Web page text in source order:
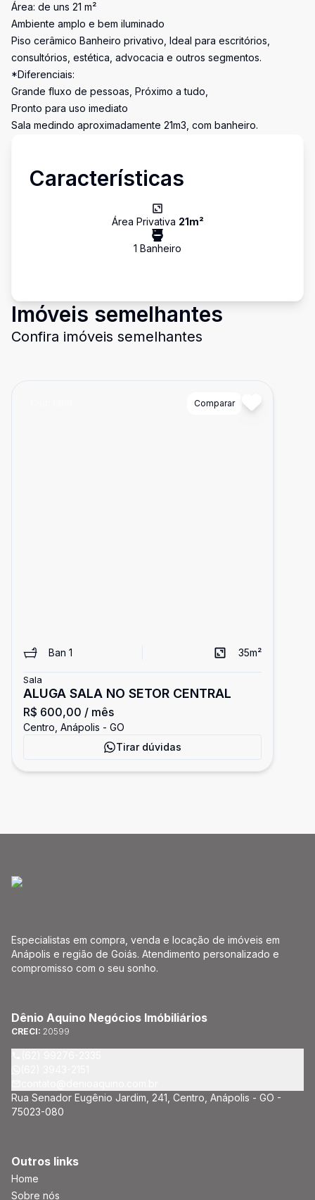
Área: de uns 21 m²
Ambiente amplo e bem iluminado
Piso cerâmico Banheiro privativo, Ideal para escritórios,
consultórios, estética, advocacia e outros segmentos.
*Diferenciais:
Grande fluxo de pessoas, Próximo a tudo,
Pronto para uso imediato
Sala medindo aproximadamente 21m3, com banheiro.
Características
Área Privativa 21m²
1 Banheiro
Imóveis semelhantes
Confira imóveis semelhantes
Comparar
Ban 1 35m²
Sala
ALUGA SALA NO SETOR CENTRAL
R$ 600,00 / mês
Centro, Anápolis - GO
Tirar dúvidas
Especialistas em compra, venda e locação de imóveis em
Anápolis e região de Goiás. Atendimento personalizado e
compromisso com o seu sonho.
Dênio Aquino Negócios Imóbiliários
CRECI: 20599
Rua Senador Eugênio Jardim, 241, Centro, Anápolis - GO -
75023-080
Outros links
Home
Sobre nós